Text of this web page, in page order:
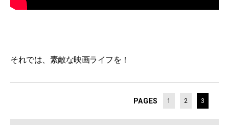
それでは、素敵な映画ライフを！
PAGES 1 2 3